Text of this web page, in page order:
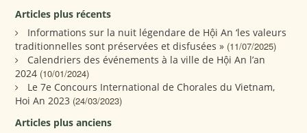
Articles plus récents
Informations sur la nuit légendare de Hội An ‘les valeurs
traditionnelles sont préservées et disfusées » (11/07/2025)
Calendriers des événements à la ville de Hội An l’an
2024 (10/01/2024)
Le 7e Concours International de Chorales du Vietnam,
Hoi An 2023 (24/03/2023)
Articles plus anciens